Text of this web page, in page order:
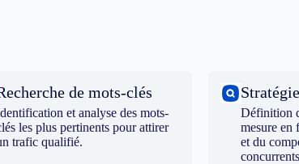
de mots-clés
et analyse des mots-
les plus pertinents pour attirer
trafic qualifié.
Définition
mesure en
et du